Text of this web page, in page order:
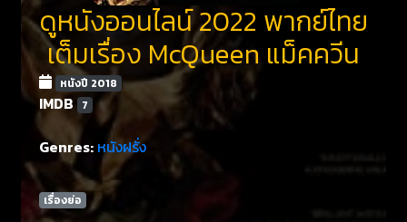
ดูหนังออนไลน์ 2022 พากย์ไทย
เต็มเรื่อง McQueen แม็คควีน
หนังปี 2018
IMDB 7
Genres: หนังฝรั่ง
เรื่องย่อ